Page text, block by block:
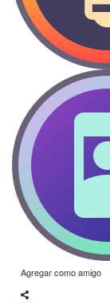
Agregar como amigo